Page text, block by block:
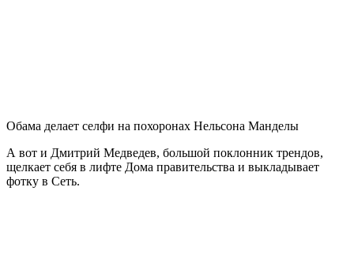
Обама делает селфи на похоронах Нельсона Манделы
А вот и Дмитрий Медведев, большой поклонник трендов,
щелкает себя в лифте Дома правительства и выкладывает
фотку в Сеть.